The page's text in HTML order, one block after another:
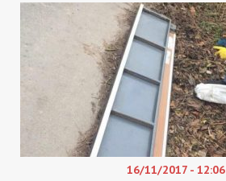
16/11/2017 - 12:06